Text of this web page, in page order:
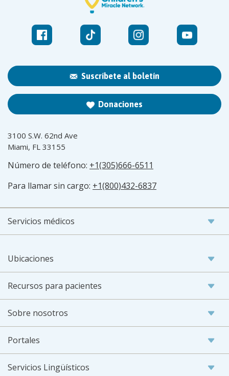
Suscríbete al boletín
Donaciones
3100 S.W. 62nd Ave
Miami, FL 33155
Número de teléfono: +1(305)666-6511
Para llamar sin cargo: +1(800)432-6837
Servicios médicos
Ubicaciones
Recursos para pacientes
Sobre nosotros
Portales
Servicios Lingüísticos